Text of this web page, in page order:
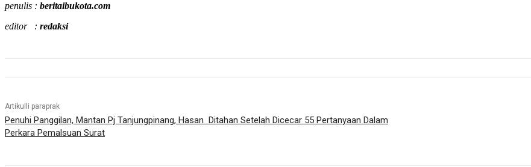
penulis : beritaibukota.com
editor : redaksi
Artikulli paraprak
Penuhi Panggilan, Mantan Pj Tanjungpinang, Hasan Ditahan Setelah Dicecar 55 Pertanyaan Dalam
Perkara Pemalsuan Surat